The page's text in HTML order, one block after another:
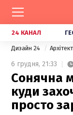
24 КАНАЛ
Дизайн 24
6 грудня, 21:33
Сонячна
куди
просто